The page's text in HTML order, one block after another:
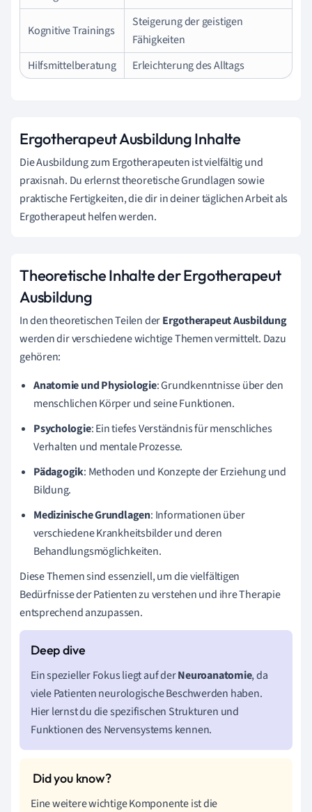
Kognitive Trainings
Steigerung der geistigen
Fähigkeiten
Hilfsmittelberatung
Erleichterung des Alltags
Ergotherapeut Ausbildung Inhalte
Die Ausbildung zum Ergotherapeuten ist vielfältig und
praxisnah. Du erlernst theoretische Grundlagen sowie
praktische Fertigkeiten, die dir in deiner täglichen Arbeit als
Ergotherapeut helfen werden.
Theoretische Inhalte der Ergotherapeut
Ausbildung
In den theoretischen Teilen derErgotherapeut Ausbildung
werden dir verschiedene wichtige Themen vermittelt. Dazu
gehören:
Anatomie und Physiologie: Grundkenntnisse über den
menschlichen Körper und seine Funktionen.
Psychologie: Ein tiefes Verständnis für menschliches
Verhalten und mentale Prozesse.
Pädagogik: Methoden und Konzepte der Erziehung und
Bildung.
Medizinische Grundlagen: Informationen über
verschiedene Krankheitsbilder und deren
Behandlungsmöglichkeiten.
Diese Themen sind essenziell, um die vielfältigen
Bedürfnisse der Patienten zu verstehen und ihre Therapie
entsprechend anzupassen.
Ein spezieller Fokus liegt auf derNeuroanatomie, da
viele Patienten neurologische Beschwerden haben.
Hier lernst du die spezifischen Strukturen und
Funktionen des Nervensystems kennen.
Eine weitere wichtige Komponente ist die